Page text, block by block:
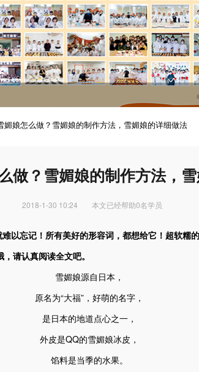
媚娘怎么做？雪媚娘的制作方法，雪媚娘的详细做法
做？雪媚娘的制作方法，
2018-1-30 10:24 本文已经帮助0名学员
以忘记！所有美好的形容词，都想给它！超软糯
请认真阅读全文吧。
雪媚娘源自日本，
原名为“大福”，好萌的名字，
是日本的地道点心之一，
外皮是QQ的雪媚娘冰皮，
馅料是当季的水果。